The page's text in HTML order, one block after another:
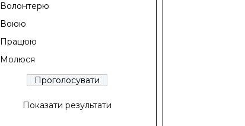
Волонтерю
Воюю
Працюю
Молюся
Показати результати